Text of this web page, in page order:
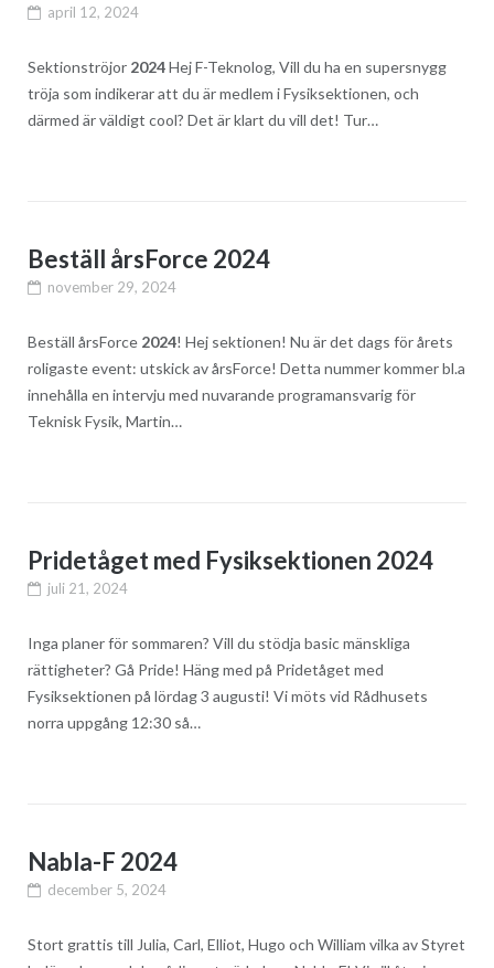
april 12, 2024
Sektionströjor 2024Hej F-Teknolog, Vill du ha en supersnygg
tröja som indikerar att du är medlem i Fysiksektionen, och
därmed är väldigt cool? Det är klart du vill det! Tur…
Beställ årsForce 2024
november 29, 2024
Beställ årsForce 2024! Hej sektionen! Nu är det dags för årets
roligaste event: utskick av årsForce! Detta nummer kommer bl.a
innehålla en intervju med nuvarande programansvarig för
Teknisk Fysik, Martin…
Pridetåget med Fysiksektionen 2024
juli 21, 2024
Inga planer för sommaren? Vill du stödja basic mänskliga
rättigheter? Gå Pride! Häng med på Pridetåget med
Fysiksektionen på lördag 3 augusti! Vi möts vid Rådhusets
norra uppgång 12:30 så…
Nabla-F 2024
december 5, 2024
Stort grattis till Julia, Carl, Elliot, Hugo och William vilka av Styret